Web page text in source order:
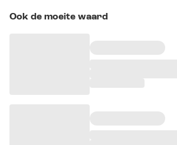
Ook de moeite waard